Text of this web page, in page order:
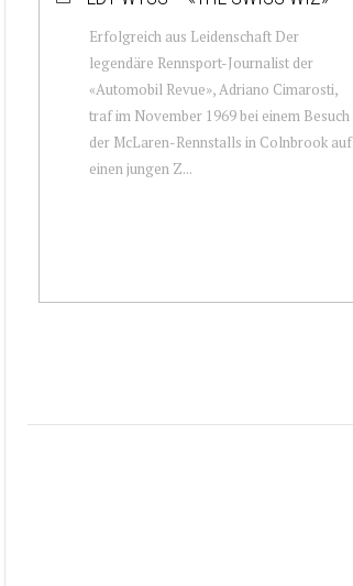
Erfolgreich aus Leidenschaft Der
legendäre Rennsport-Journalist der
«Automobil Revue», Adriano Cimarosti,
traf im November 1969 bei einem Besuch
der McLaren-Rennstalls in Colnbrook auf
einen jungen Z...